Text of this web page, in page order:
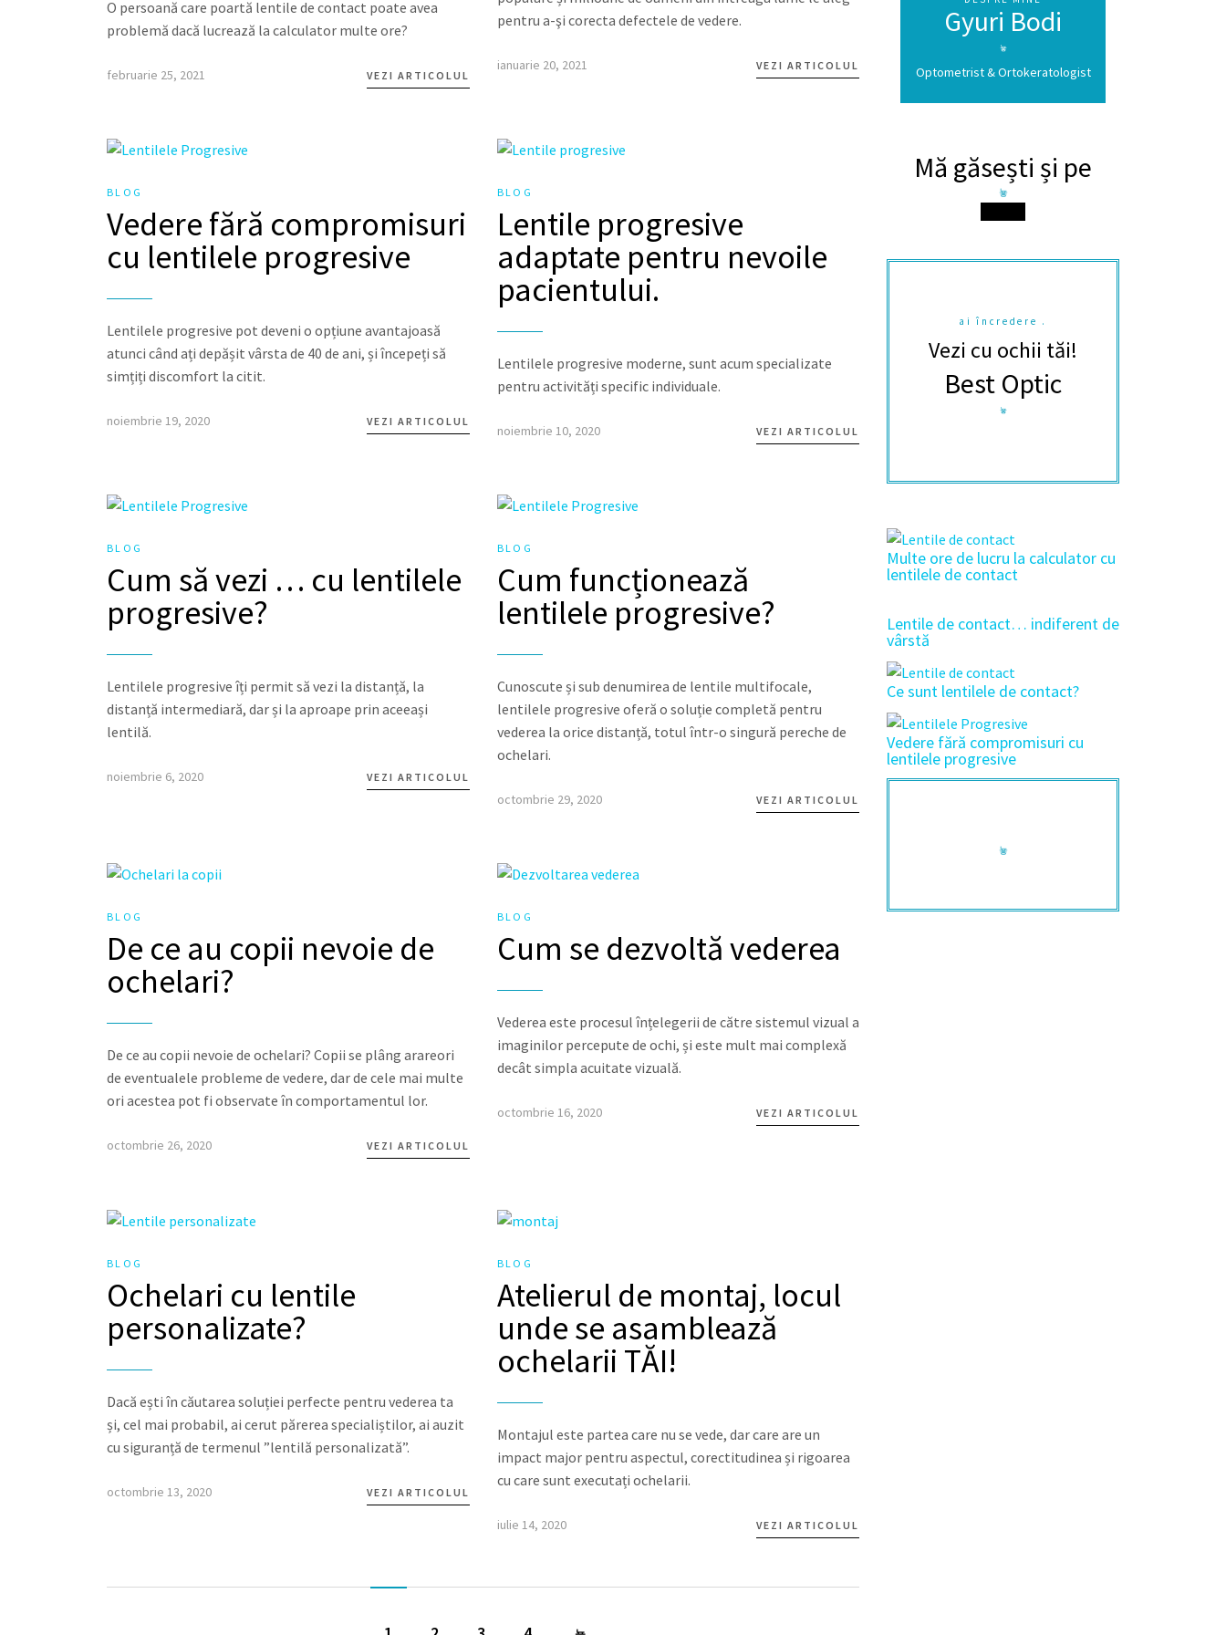
O persoană care poartă lentile de contact poate avea
problemă dacă lucrează la calculator multe ore?
februarie 25, 2021 VEZI ARTICOLUL
pentru a-şi corecta defectele de vedere.
ianuarie 20, 2021 VEZI ARTICOLUL
BLOG
Vedere fără compromisuri
cu lentilele progresive
Lentilele progresive pot deveni o opțiune avantajoasă
atunci când ați depășit vârsta de 40 de ani, și începeți să
simțiți discomfort la citit.
noiembrie 19, 2020 VEZI ARTICOLUL
BLOG
Lentile progresive
adaptate pentru nevoile
pacientului.
Lentilele progresive moderne, sunt acum specializate
pentru activități specific individuale.
noiembrie 10, 2020 VEZI ARTICOLUL
BLOG
Cum să vezi … cu lentilele
progresive?
Lentilele progresive îți permit să vezi la distanță, la
distanță intermediară, dar și la aproape prin aceeași
lentilă.
noiembrie 6, 2020 VEZI ARTICOLUL
BLOG
Cum funcționează
lentilele progresive?
Cunoscute și sub denumirea de lentile multifocale,
lentilele progresive oferă o soluție completă pentru
vederea la orice distanță, totul într-o singură pereche de
ochelari.
octombrie 29, 2020 VEZI ARTICOLUL
BLOG
De ce au copii nevoie de
ochelari?
De ce au copii nevoie de ochelari? Copii se plâng arareori
de eventualele probleme de vedere, dar de cele mai multe
ori acestea pot fi observate în comportamentul lor.
octombrie 26, 2020 VEZI ARTICOLUL
BLOG
Cum se dezvoltă vederea
Vederea este procesul înțelegerii de către sistemul vizual a
imaginilor percepute de ochi, și este mult mai complexă
decât simpla acuitate vizuală.
octombrie 16, 2020 VEZI ARTICOLUL
BLOG
Ochelari cu lentile
personalizate?
Dacă ești în căutarea soluției perfecte pentru vederea ta
și, cel mai probabil, ai cerut părerea specialiștilor, ai auzit
cu siguranță de termenul ”lentilă personalizată”.
octombrie 13, 2020 VEZI ARTICOLUL
BLOG
Atelierul de montaj, locul
unde se asamblează
ochelarii TĂI!
Montajul este partea care nu se vede, dar care are un
impact major pentru aspectul, corectitudinea și rigoarea
cu care sunt executați ochelarii.
iulie 14, 2020 VEZI ARTICOLUL
Gyuri Bodi
Optometrist & Ortokeratologist
Mă găsești și pe
ai încredere .
Vezi cu ochii tăi!
Best Optic
Multe ore de lucru la calculator cu
lentilele de contact
Lentile de contact… indiferent de
vârstă
Ce sunt lentilele de contact?
Vedere fără compromisuri cu
lentilele progresive